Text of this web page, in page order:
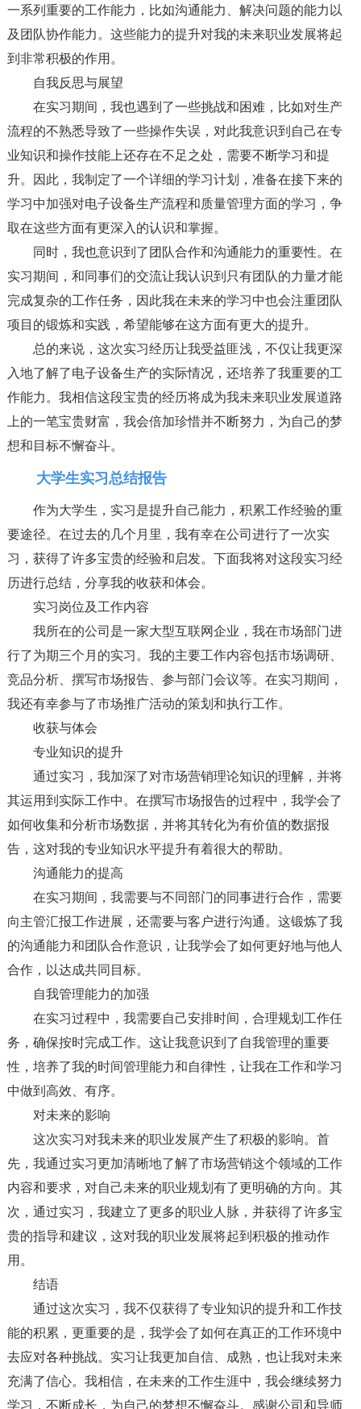
一系列重要的工作能力，比如沟通能力、解决问题的能力以
及团队协作能力。这些能力的提升对我的未来职业发展将起
到非常积极的作用。
自我反思与展望
在实习期间，我也遇到了一些挑战和困难，比如对生产
流程的不熟悉导致了一些操作失误，对此我意识到自己在专
业知识和操作技能上还存在不足之处，需要不断学习和提
升。因此，我制定了一个详细的学习计划，准备在接下来的
学习中加强对电子设备生产流程和质量管理方面的学习，争
取在这些方面有更深入的认识和掌握。
同时，我也意识到了团队合作和沟通能力的重要性。在
实习期间，和同事们的交流让我认识到只有团队的力量才能
完成复杂的工作任务，因此我在未来的学习中也会注重团队
项目的锻炼和实践，希望能够在这方面有更大的提升。
总的来说，这次实习经历让我受益匪浅，不仅让我更深
入地了解了电子设备生产的实际情况，还培养了我重要的工
作能力。我相信这段宝贵的经历将成为我未来职业发展道路
上的一笔宝贵财富，我会倍加珍惜并不断努力，为自己的梦
想和目标不懈奋斗。
大学生实习总结报告
作为大学生，实习是提升自己能力，积累工作经验的重
要途径。在过去的几个月里，我有幸在公司进行了一次实
习，获得了许多宝贵的经验和启发。下面我将对这段实习经
历进行总结，分享我的收获和体会。
实习岗位及工作内容
我所在的公司是一家大型互联网企业，我在市场部门进
行了为期三个月的实习。我的主要工作内容包括市场调研、
竞品分析、撰写市场报告、参与部门会议等。在实习期间，
我还有幸参与了市场推广活动的策划和执行工作。
收获与体会
专业知识的提升
通过实习，我加深了对市场营销理论知识的理解，并将
其运用到实际工作中。在撰写市场报告的过程中，我学会了
如何收集和分析市场数据，并将其转化为有价值的数据报
告，这对我的专业知识水平提升有着很大的帮助。
沟通能力的提高
在实习期间，我需要与不同部门的同事进行合作，需要
向主管汇报工作进展，还需要与客户进行沟通。这锻炼了我
的沟通能力和团队合作意识，让我学会了如何更好地与他人
合作，以达成共同目标。
自我管理能力的加强
在实习过程中，我需要自己安排时间，合理规划工作任
务，确保按时完成工作。这让我意识到了自我管理的重要
性，培养了我的时间管理能力和自律性，让我在工作和学习
中做到高效、有序。
对未来的影响
这次实习对我未来的职业发展产生了积极的影响。首
先，我通过实习更加清晰地了解了市场营销这个领域的工作
内容和要求，对自己未来的职业规划有了更明确的方向。其
次，通过实习，我建立了更多的职业人脉，并获得了许多宝
贵的指导和建议，这对我的职业发展将起到积极的推动作
用。
结语
通过这次实习，我不仅获得了专业知识的提升和工作技
能的积累，更重要的是，我学会了如何在真正的工作环境中
去应对各种挑战。实习让我更加自信、成熟，也让我对未来
充满了信心。我相信，在未来的工作生涯中，我会继续努力
学习，不断成长，为自己的梦想不懈奋斗。感谢公司和导师